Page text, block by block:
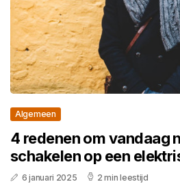
Algemeen
4 redenen om vandaag
schakelen op een
6 januari 2025 2 min leestijd